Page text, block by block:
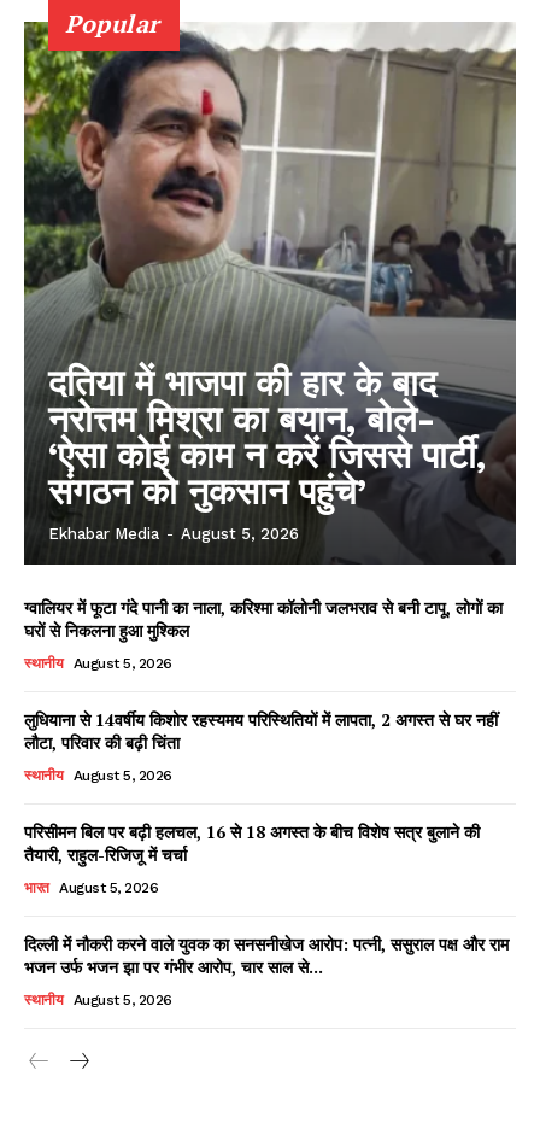
Popular
दतिया में भाजपा की हार के बाद
नरोत्तम मिश्रा का बयान, बोले-
‘ऐसा कोई काम न करें जिससे पार्टी,
संगठन को नुकसान पहुंचे’
Ekhabar Media - August 5, 2026
ग्वालियर में फूटा गंदे पानी का नाला, करिश्मा कॉलोनी जलभराव से बनी टापू, लोगों का
घरों से निकलना हुआ मुश्किल
स्थानीय August 5, 2026
लुधियाना से 14वर्षीय किशोर रहस्यमय परिस्थितियों में लापता, 2 अगस्त से घर नहीं
लौटा, परिवार की बढ़ी चिंता
स्थानीय August 5, 2026
परिसीमन बिल पर बढ़ी हलचल, 16 से 18 अगस्त के बीच विशेष सत्र बुलाने की
तैयारी, राहुल-रिजिजू में चर्चा
भारत August 5, 2026
दिल्ली में नौकरी करने वाले युवक का सनसनीखेज आरोप: पत्नी, ससुराल पक्ष और राम
भजन उर्फ भजन झा पर गंभीर आरोप, चार साल से...
स्थानीय August 5, 2026